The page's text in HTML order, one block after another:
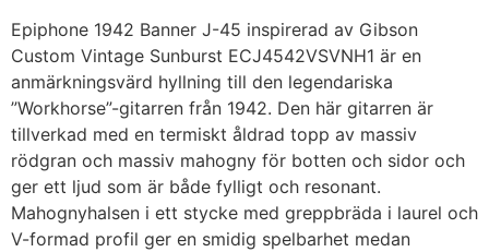
Epiphone 1942 Banner J-45 inspirerad av Gibson
Custom Vintage Sunburst ECJ4542VSVNH1 är en
anmärkningsvärd hyllning till den legendariska
”Workhorse”-gitarren från 1942. Den här gitarren är
tillverkad med en termiskt åldrad topp av massiv
rödgran och massiv mahogny för botten och sidor och
ger ett ljud som är både fylligt och resonant.
Mahognyhalsen i ett stycke med greppbräda i laurel och
V-formad profil ger en smidig spelbarhet medan